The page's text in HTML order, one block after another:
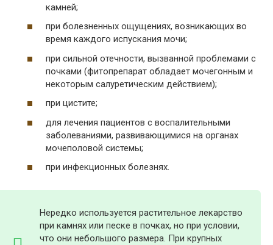
камней;
при болезненных ощущениях, возникающих во
время каждого испускания мочи;
при сильной отечности, вызванной проблемами с
почками (фитопрепарат обладает мочегонным и
некоторым салуретическим действием);
при цистите;
для лечения пациентов с воспалительными
заболеваниями, развивающимися на органах
мочеполовой системы;
при инфекционных болезнях.
Нередко используется растительное лекарство
при камнях или песке в почках, но при условии,
что они небольшого размера. При крупных